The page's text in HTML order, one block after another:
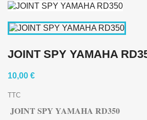
JOINT SPY YAMAHA
10,00 €
TTC
JOINT SPY YAMAHA RD350